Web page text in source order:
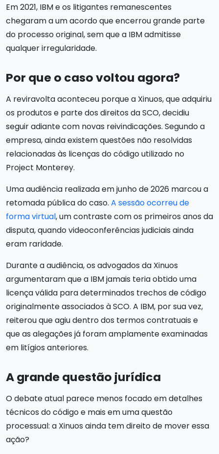
Em 2021, IBM e os litigantes remanescentes
chegaram a um acordo que encerrou grande parte
do processo original, sem que a IBM admitisse
qualquer irregularidade.
Por que o caso voltou agora?
A reviravolta aconteceu porque a Xinuos, que adquiriu
os produtos e parte dos direitos da SCO, decidiu
seguir adiante com novas reivindicações. Segundo a
empresa, ainda existem questões não resolvidas
relacionadas às licenças do código utilizado no
Project Monterey.
Uma audiência realizada em junho de 2026 marcou a
retomada pública do caso. A sessão ocorreu de
forma virtual, um contraste com os primeiros anos da
disputa, quando videoconferências judiciais ainda
eram raridade.
Durante a audiência, os advogados da Xinuos
argumentaram que a IBM jamais teria obtido uma
licença válida para determinados trechos de código
originalmente associados à SCO. A IBM, por sua vez,
reiterou que agiu dentro dos termos contratuais e
que as alegações já foram amplamente examinadas
em litígios anteriores.
A grande questão jurídica
O debate atual parece menos focado em detalhes
técnicos do código e mais em uma questão
processual: a Xinuos ainda tem direito de mover essa
ação?